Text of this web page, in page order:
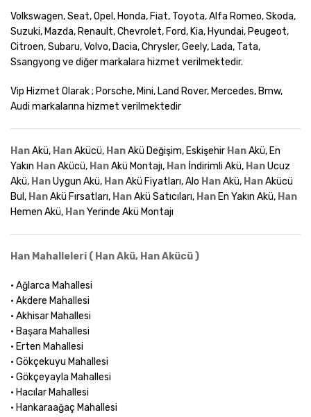
Volkswagen, Seat, Opel, Honda, Fiat, Toyota, Alfa Romeo, Skoda,
Suzuki, Mazda, Renault, Chevrolet, Ford, Kia, Hyundai, Peugeot,
Citroen, Subaru, Volvo, Dacia, Chrysler, Geely, Lada, Tata,
Ssangyong ve diğer markalara hizmet verilmektedir.
Vip Hizmet Olarak ; Porsche, Mini, Land Rover, Mercedes, Bmw,
Audi markalarına hizmet verilmektedir
HanAkü, HanAkücü, HanAkü Değişim, Eskişehir HanAkü, En
Yakın HanAkücü, HanAkü Montajı, Han İndirimli Akü, HanUcuz
Akü, HanUygun Akü, HanAkü Fiyatları, Alo HanAkü, HanAkücü
Bul, HanAkü Fırsatları, HanAkü Satıcıları, Han En Yakın Akü, Han
Hemen Akü, HanYerinde Akü Montajı
Han Mahalleleri ( Han Akü, Han Akücü )
• Ağlarca Mahallesi
• Akdere Mahallesi
• Akhisar Mahallesi
• Başara Mahallesi
• Erten Mahallesi
• Gökçekuyu Mahallesi
• Gökçeyayla Mahallesi
• Hacılar Mahallesi
• Hankaraağaç Mahallesi